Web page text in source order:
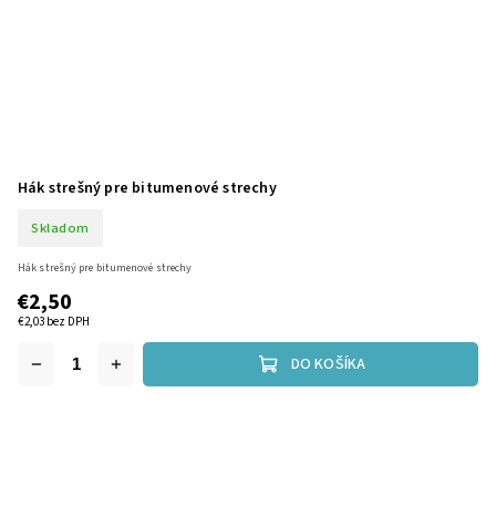
Hák strešný pre bitumenové strechy
Skladom
€2,03 bez DPH
€2,50
DO KOŠÍKA
Hák strešný pre bitumenové strechy